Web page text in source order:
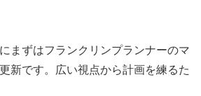
まずはフランクリンプランナーのマ
新です。広い視点から計画を練るた